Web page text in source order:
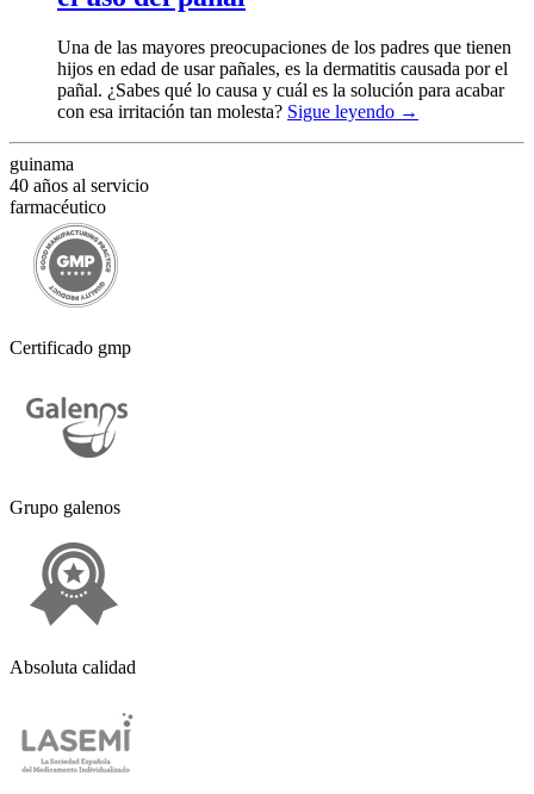
Una de las mayores preocupaciones de los padres que tienen
hijos en edad de usar pañales, es la dermatitis causada por el
pañal. ¿Sabes qué lo causa y cuál es la solución para acabar
con esa irritación tan molesta? Sigue leyendo →
guinama
40 años al servicio
farmacéutico
Certificado gmp
Grupo galenos
Absoluta calidad